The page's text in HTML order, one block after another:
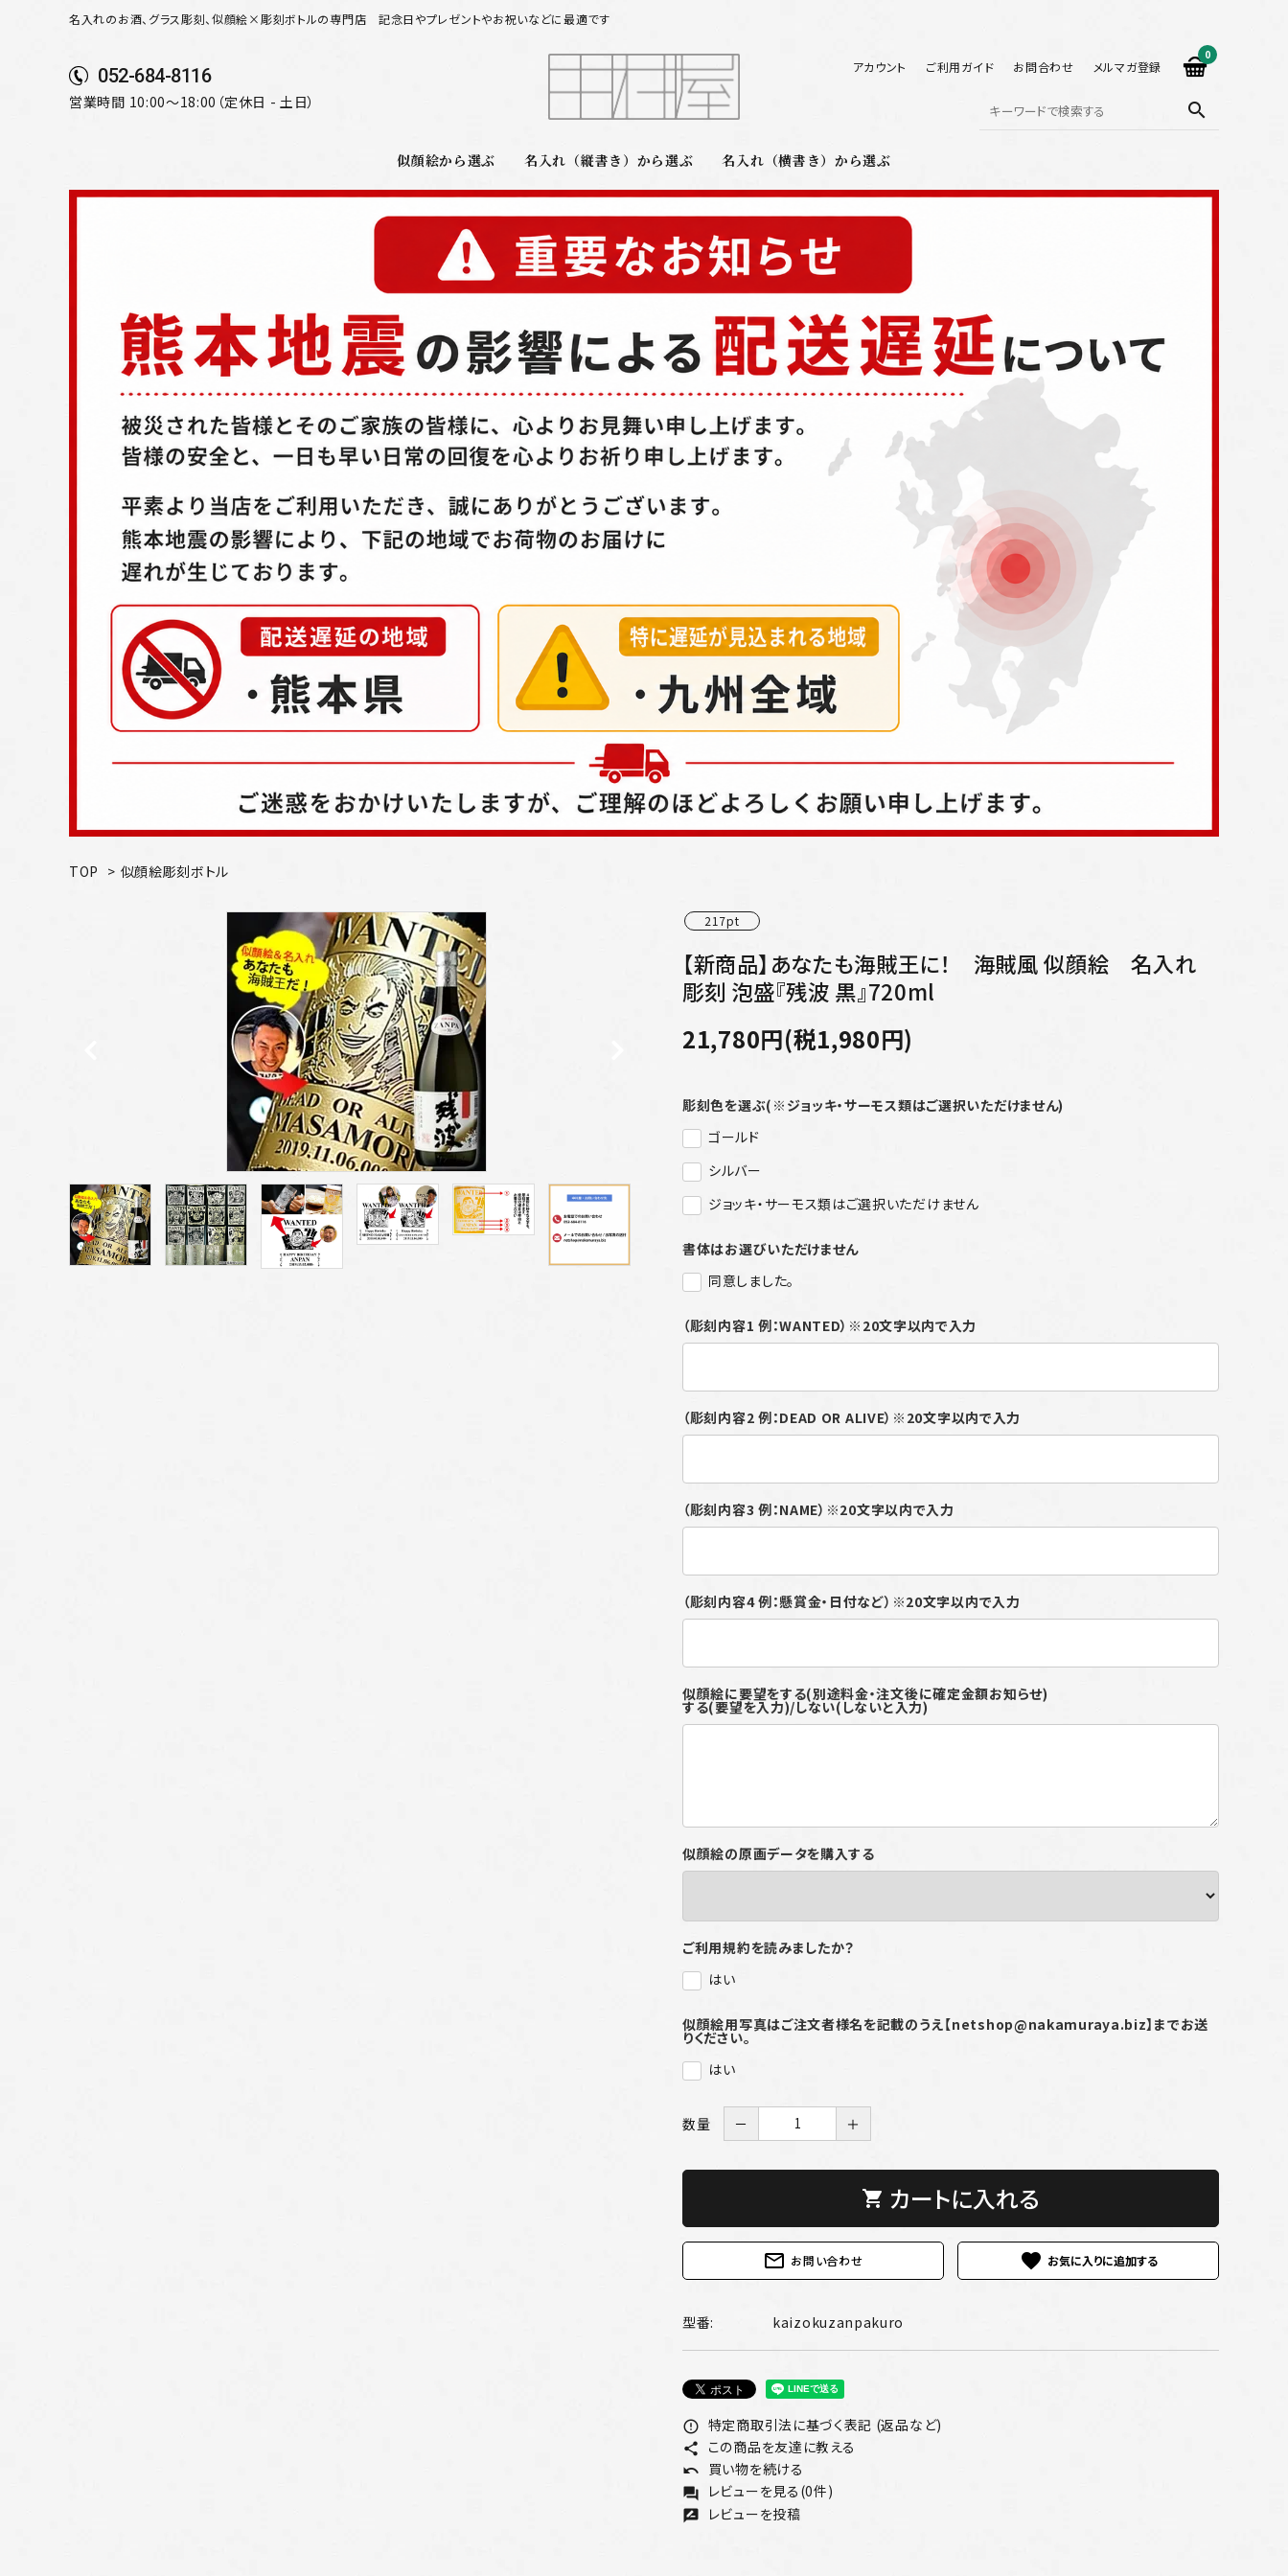
名入れのお酒、グラス彫刻、似顔絵×彫刻ボトルの専門店 記念日やプレゼントやお祝いなどに最適です
052-684-8116
営業時間 10:00～18:00（定休日 - 土日）
アカウント ご利用ガイド お問合わせ メルマガ登録
0
search
似顔絵から選ぶ 名入れ（縦書き）から選ぶ 名入れ（横書き）から選ぶ
名入れ（縦書き）から選ぶ
名入れ（横書き）から選ぶ
プライバシーポリシー
特定商取引法について
TOP > 似顔絵彫刻ボトル
217pt
【新商品】あなたも海賊王に！ 海賊風 似顔絵 名入れ
彫刻 泡盛『残波 黒』720ml
21,780円(税1,980円)
彫刻色を選ぶ(※ジョッキ・サーモス類はご選択いただけません)
ゴールド
シルバー
ジョッキ・サーモス類はご選択いただけません
書体はお選びいただけません
同意しました。
（彫刻内容1 例：WANTED）※20文字以内で入力
（彫刻内容2 例：DEAD OR ALIVE）※20文字以内で入力
（彫刻内容3 例：NAME）※20文字以内で入力
（彫刻内容4 例：懸賞金・日付など）※20文字以内で入力
似顔絵に要望をする(別途料金・注文後に確定金額お知らせ)
する(要望を入力)/しない(しないと入力)
似顔絵の原画データを購入する
ご利用規約を読みましたか？
はい
似顔絵用写真はご注文者様名を記載のうえ【netshop@nakamuraya.biz】までお送
りください。
はい
数量 － ＋
shopping_cart カートに入れる
mail_outline お問い合わせ favorite
型番: kaizokuzanpakuro
error_outline 特定商取引法に基づく表記 (返品など)
share この商品を友達に教える
undo 買い物を続ける
forum レビューを見る(0件)
rate_review レビューを投稿